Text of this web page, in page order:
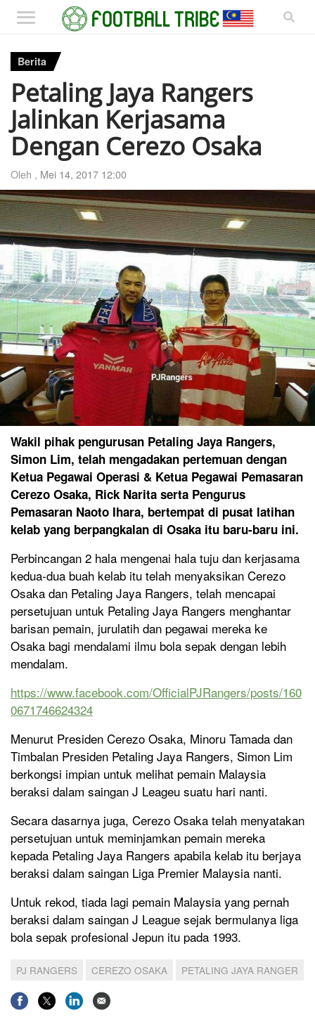
Berita
Petaling Jaya Rangers
Jalinkan Kerjasama
Dengan Cerezo Osaka
Oleh , Mei 14, 2017 12:00
Wakil pihak pengurusan Petaling Jaya Rangers,
Simon Lim, telah mengadakan pertemuan dengan
Ketua Pegawai Operasi & Ketua Pegawai Pemasaran
Cerezo Osaka, Rick Narita serta Pengurus
Pemasaran Naoto Ihara, bertempat di pusat latihan
kelab yang berpangkalan di Osaka itu baru-baru ini.
Perbincangan 2 hala mengenai hala tuju dan kerjasama
kedua-dua buah kelab itu telah menyaksikan Cerezo
Osaka dan Petaling Jaya Rangers, telah mencapai
persetujuan untuk Petaling Jaya Rangers menghantar
barisan pemain, jurulatih dan pegawai mereka ke
Osaka bagi mendalami ilmu bola sepak dengan lebih
mendalam.
https://www.facebook.com/OfficialPJRangers/posts/160
0671746624324
Menurut Presiden Cerezo Osaka, Minoru Tamada dan
Timbalan Presiden Petaling Jaya Rangers, Simon Lim
berkongsi impian untuk melihat pemain Malaysia
beraksi dalam saingan J Leageu suatu hari nanti.
Secara dasarnya juga, Cerezo Osaka telah menyatakan
persetujuan untuk meminjamkan pemain mereka
kepada Petaling Jaya Rangers apabila kelab itu berjaya
beraksi dalam saingan Liga Premier Malaysia nanti.
Untuk rekod, tiada lagi pemain Malaysia yang pernah
beraksi dalam saingan J League sejak bermulanya liga
bola sepak profesional Jepun itu pada 1993.
PJ RANGERS CEREZO OSAKA PETALING JAYA RANGER